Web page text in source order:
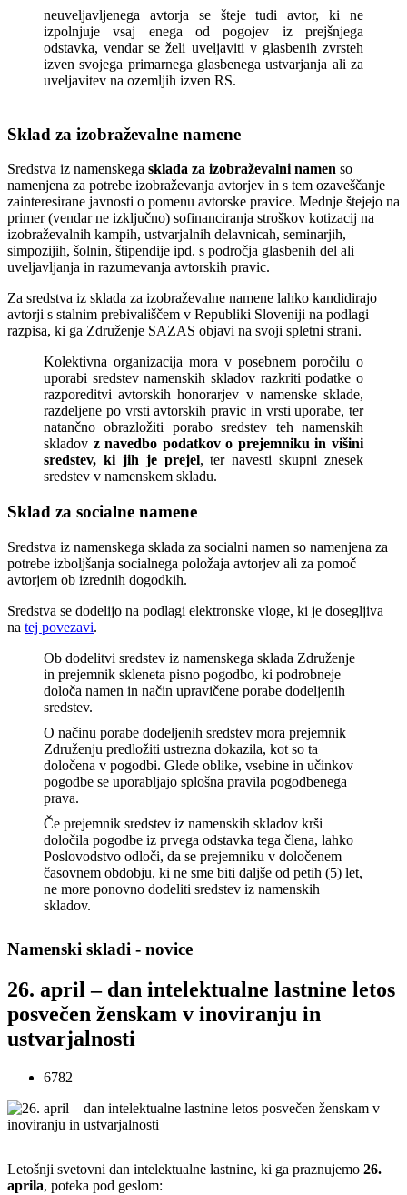
neuveljavljenega avtorja se šteje tudi avtor, ki ne
izpolnjuje vsaj enega od pogojev iz prejšnjega
odstavka, vendar se želi uveljaviti v glasbenih zvrsteh
izven svojega primarnega glasbenega ustvarjanja ali za
uveljavitev na ozemljih izven RS.
Sklad za izobraževalne namene
Sredstva iz namenskega sklada za izobraževalni namen so
namenjena za potrebe izobraževanja avtorjev in s tem ozaveščanje
zainteresirane javnosti o pomenu avtorske pravice. Mednje štejejo na
primer (vendar ne izključno) sofinanciranja stroškov kotizacij na
izobraževalnih kampih, ustvarjalnih delavnicah, seminarjih,
simpozijih, šolnin, štipendije ipd. s področja glasbenih del ali
uveljavljanja in razumevanja avtorskih pravic.
Za sredstva iz sklada za izobraževalne namene lahko kandidirajo
avtorji s stalnim prebivališčem v Republiki Sloveniji na podlagi
razpisa, ki ga Združenje SAZAS objavi na svoji spletni strani.
Kolektivna organizacija mora v posebnem poročilu o
uporabi sredstev namenskih skladov razkriti podatke o
razporeditvi avtorskih honorarjev v namenske sklade,
razdeljene po vrsti avtorskih pravic in vrsti uporabe, ter
natančno obrazložiti porabo sredstev teh namenskih
skladov z navedbo podatkov o prejemniku in višini
sredstev, ki jih je prejel, ter navesti skupni znesek
sredstev v namenskem skladu.
Sklad za socialne namene
Sredstva iz namenskega sklada za socialni namen so namenjena za
potrebe izboljšanja socialnega položaja avtorjev ali za pomoč
avtorjem ob izrednih dogodkih.
Sredstva se dodelijo na podlagi elektronske vloge, ki je dosegljiva
na tej povezavi.
Ob dodelitvi sredstev iz namenskega sklada Združenje
in prejemnik skleneta pisno pogodbo, ki podrobneje
določa namen in način upravičene porabe dodeljenih
sredstev.
O načinu porabe dodeljenih sredstev mora prejemnik
Združenju predložiti ustrezna dokazila, kot so ta
določena v pogodbi. Glede oblike, vsebine in učinkov
pogodbe se uporabljajo splošna pravila pogodbenega
prava.
Če prejemnik sredstev iz namenskih skladov krši
določila pogodbe iz prvega odstavka tega člena, lahko
Poslovodstvo odloči, da se prejemniku v določenem
časovnem obdobju, ki ne sme biti daljše od petih (5) let,
ne more ponovno dodeliti sredstev iz namenskih
skladov.
Namenski skladi - novice
26. april – dan intelektualne lastnine letos
posvečen ženskam v inoviranju in
ustvarjalnosti
6782
Letošnji svetovni dan intelektualne lastnine, ki ga praznujemo 26.
aprila, poteka pod geslom: